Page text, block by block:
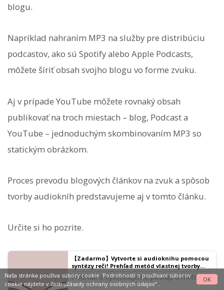
blogu.
Napríklad nahraním MP3 na služby pre distribúciu
podcastov, ako sú Spotify alebo Apple Podcasts,
môžete šíriť obsah svojho blogu vo forme zvuku.
Aj v prípade YouTube môžete rovnaký obsah
publikovať na troch miestach – blog, Podcast a
YouTube – jednoduchým skombinovaním MP3 so
statickým obrázkom.
Proces prevodu blogových článkov na zvuk a spôsob
tvorby audiokníh predstavujeme aj v tomto článku.
Určite si ho pozrite.
【Zadarmo】Vytvorte si audioknihu pomocou
syntézy reči! Prehľad metód vlastnej tvorby
pomocou služieb na čítanie textu | Softvér na
čítanie textu Ondoku
Podrobne vysvetľujeme postup a metódy
tvorby audiokníh pomocou bezplatných AI
Naša stránka používa súbory cookie. Podrobnosti o používaní súborov
cookie nájdete v časti„Zásady ochrany osobných údajov“.
OK